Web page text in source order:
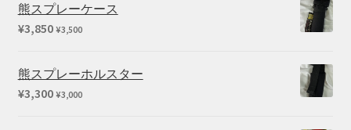
熊スプレーケース
¥3,850 ¥3,500
熊スプレーホルスター
¥3,300 ¥3,000